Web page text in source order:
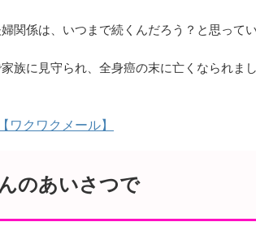
関係は、いつまで続くんだろう？と思って
族に見守られ、全身癌の末に亡くなられまし
ワクワクメール】
のあいさつで